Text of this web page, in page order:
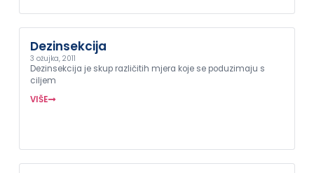
Dezinsekcija
3 ožujka, 2011
Dezinsekcija je skup različitih mjera koje se poduzimaju s
ciljem
VIŠE